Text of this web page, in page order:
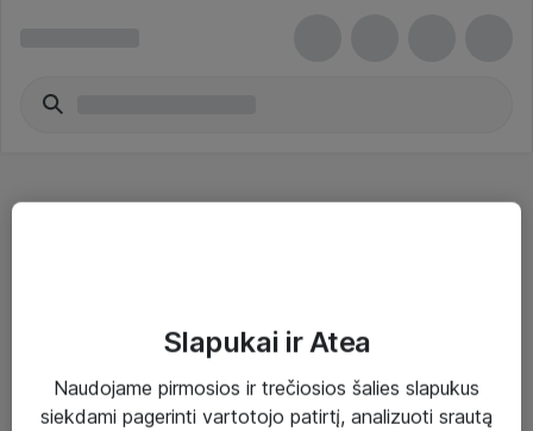
Sprendimai ir paslaugos
Slapukai ir Atea
Naudojame pirmosios ir trečiosios šalies slapukus
siekdami pagerinti vartotojo patirtį, analizuoti srautą